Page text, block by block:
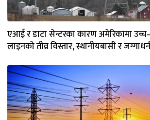
एआई र डाटा सेन्टरका कारण अमेरिकामा
लाइनको तीव्र विस्तार, स्थानीयबासी र